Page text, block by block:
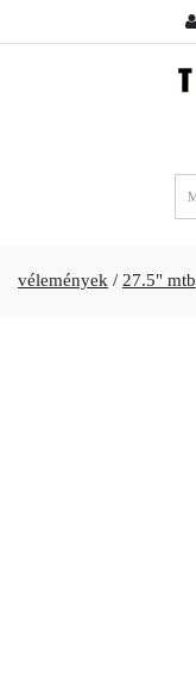
vélemények / 27.5" mtb